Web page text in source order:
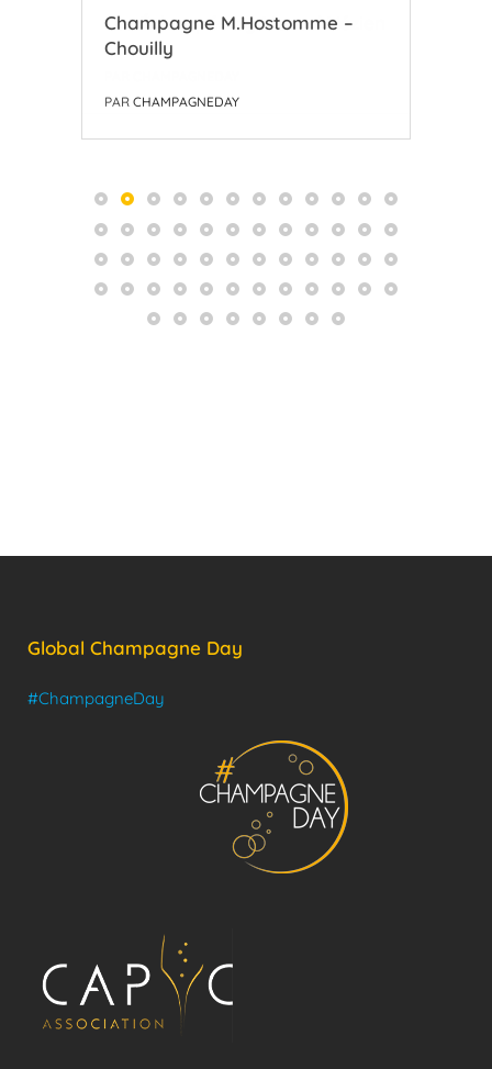
Champagne M.Hostomme –
Chouilly
PAR CHAMPAGNEDAY
Global Champagne Day
#ChampagneDay